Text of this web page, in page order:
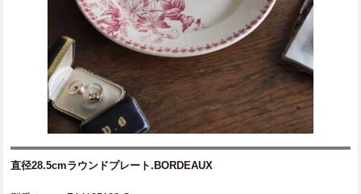
直径28.5cmラウンドプレート.BORDEAUX